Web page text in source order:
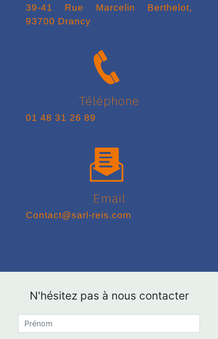
39-41 Rue Marcelin Berthelot,
93700 Drancy
Téléphone
01 48 31 26 89
Email
contact@sarl-reis.com
N'hésitez pas à nous contacter